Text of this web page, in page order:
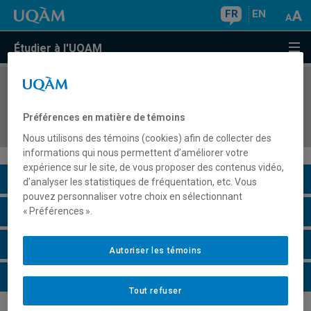
FR EN
Étudier à l'UQAM
COURS//
mixage
Description du cours
Horaire - Été 2026
Horaire - Automne 2026
Horaire - Hiver 2027
Préférences en matière de témoins
Nous utilisons des témoins (cookies) afin de collecter des
informations qui nous permettent d’améliorer votre
expérience sur le site, de vous proposer des contenus vidéo,
d’analyser les statistiques de fréquentation, etc. Vous
pouvez personnaliser votre choix en sélectionnant
« Préférences ».
Tout refuser
Autoriser les témoins